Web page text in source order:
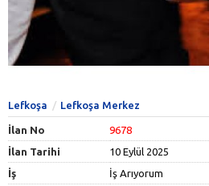
Lefkoşa Lefkoşa Merkez
İlan No
9678
İlan Tarihi
10 Eylül 2025
İş
İş Arıyorum